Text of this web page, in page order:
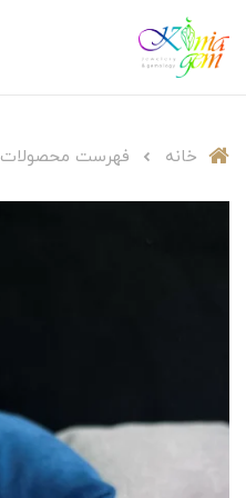
خانه فهرست محصولات